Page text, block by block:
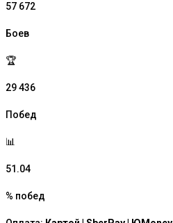
57 672
Боев
🏆
29 436
Побед
📊
51.04
% побед